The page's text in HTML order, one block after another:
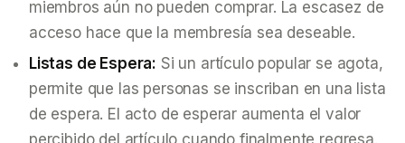
miembros aún no pueden comprar. La escasez de
acceso hace que la membresía sea deseable.
Listas de Espera: Si un artículo popular se agota,
permite que las personas se inscriban en una lista
de espera. El acto de esperar aumenta el valor
percibido del artículo cuando finalmente regresa.